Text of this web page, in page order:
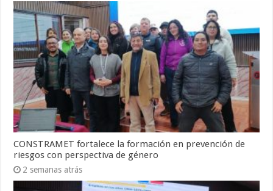
CONSTRAMET fortalece la formación en prevención de
riesgos con perspectiva de género
2 semanas atrás